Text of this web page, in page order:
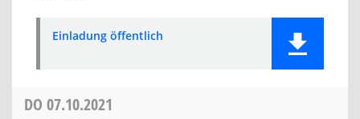
Einladung öffentlich
DO 07.10.2021